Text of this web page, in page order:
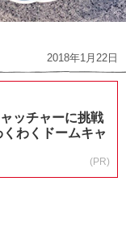
2018年1月22日
ッチャーに挑戦
わくドームキャ
(PR)